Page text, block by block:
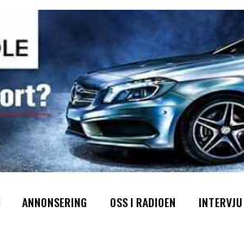
ANNONSERING OSS I RADIOEN INTERVJU